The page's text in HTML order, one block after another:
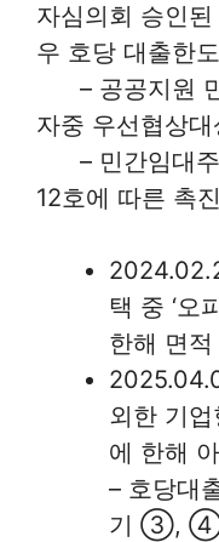
자심의회 승인
우 호당 대출한
– 공공지원 민
자중 우선협상
– 민간임대주
12호에 따른 촉
택 중 ‘오
한해 면
외한 기
에 한해
– 호당대
기 ③, ④